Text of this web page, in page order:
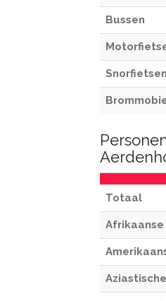
Bussen
Snorfietsen
Totaal